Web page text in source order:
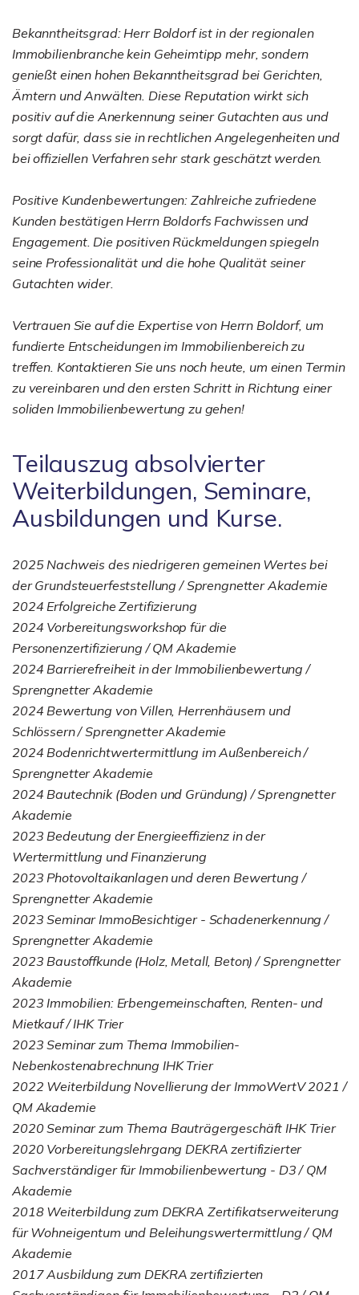
Bekanntheitsgrad: Herr Boldorf ist in der regionalen
Immobilienbranche kein Geheimtipp mehr, sondern
genießt einen hohen Bekanntheitsgrad bei Gerichten,
Ämtern und Anwälten. Diese Reputation wirkt sich
positiv auf die Anerkennung seiner Gutachten aus und
sorgt dafür, dass sie in rechtlichen Angelegenheiten und
bei offiziellen Verfahren sehr stark geschätzt werden.
Positive Kundenbewertungen: Zahlreiche zufriedene
Kunden bestätigen Herrn Boldorfs Fachwissen und
Engagement. Die positiven Rückmeldungen spiegeln
seine Professionalität und die hohe Qualität seiner
Gutachten wider.
Vertrauen Sie auf die Expertise von Herrn Boldorf, um
fundierte Entscheidungen im Immobilienbereich zu
treffen. Kontaktieren Sie uns noch heute, um einen Termin
zu vereinbaren und den ersten Schritt in Richtung einer
soliden Immobilienbewertung zu gehen!
Teilauszug absolvierter
Weiterbildungen, Seminare,
Ausbildungen und Kurse.
2025 Nachweis des niedrigeren gemeinen Wertes bei
der Grundsteuerfeststellung / Sprengnetter Akademie
2024 Erfolgreiche Zertifizierung
2024 Vorbereitungsworkshop für die
Personenzertifizierung / QM Akademie
2024 Barrierefreiheit in der Immobilienbewertung /
Sprengnetter Akademie
2024 Bewertung von Villen, Herrenhäusern und
Schlössern / Sprengnetter Akademie
2024 Bodenrichtwertermittlung im Außenbereich /
Sprengnetter Akademie
2024 Bautechnik (Boden und Gründung) / Sprengnetter
Akademie
2023 Bedeutung der Energieeffizienz in der
Wertermittlung und Finanzierung
2023 Photovoltaikanlagen und deren Bewertung /
Sprengnetter Akademie
2023 Seminar ImmoBesichtiger - Schadenerkennung /
Sprengnetter Akademie
2023 Baustoffkunde (Holz, Metall, Beton) / Sprengnetter
Akademie
2023 Immobilien: Erbengemeinschaften, Renten- und
Mietkauf / IHK Trier
2023 Seminar zum Thema Immobilien-
Nebenkostenabrechnung IHK Trier
2022 Weiterbildung Novellierung der ImmoWertV 2021 /
QM Akademie
2020 Seminar zum Thema Bauträgergeschäft IHK Trier
2020 Vorbereitungslehrgang DEKRA zertifizierter
Sachverständiger für Immobilienbewertung - D3 / QM
Akademie
2018 Weiterbildung zum DEKRA Zertifikatserweiterung
für Wohneigentum und Beleihungswertermittlung / QM
Akademie
2017 Ausbildung zum DEKRA zertifizierten